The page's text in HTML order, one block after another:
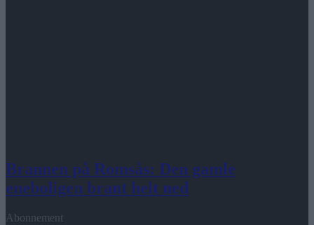
Brannen på Romsås: Den gamle
eneboligen brant helt ned
Abonnement